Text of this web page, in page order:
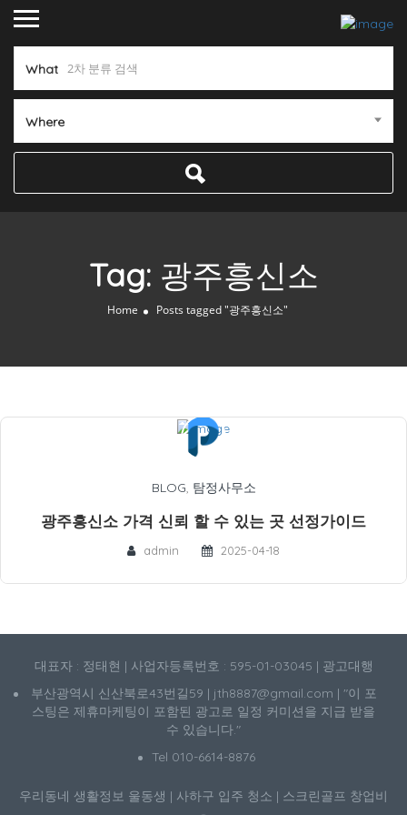
What
Where
Tag: 광주흥신소
Home Posts tagged "광주흥신소"
BLOG, 탐정사무소
광주흥신소 가격 신뢰 할 수 있는 곳 선정가이드
admin 2025-04-18
대표자 : 정태현 | 사업자등록번호 : 595-01-03045 | 광고대행
부산광역시 신산북로43번길59 | jth8887@gmail.com | "이 포
스팅은 제휴마케팅이 포함된 광고로 일정 커미션을 지급 받을
수 있습니다."
Tel 010-6614-8876
우리동네 생활정보 울동생 | 사하구 입주 청소 | 스크린골프 창업비